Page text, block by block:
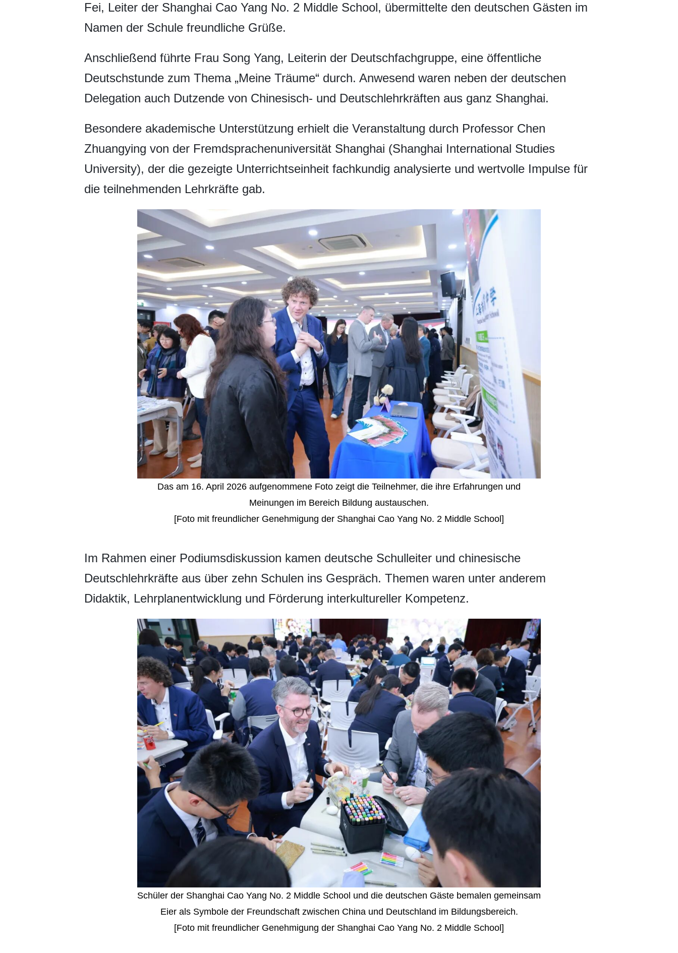
Fei, Leiter der Shanghai Cao Yang No. 2 Middle School, übermittelte den deutschen Gästen im
Namen der Schule freundliche Grüße.
Anschließend führte Frau Song Yang, Leiterin der Deutschfachgruppe, eine öffentliche
Deutschstunde zum Thema „Meine Träume“ durch. Anwesend waren neben der deutschen
Delegation auch Dutzende von Chinesisch- und Deutschlehrkräften aus ganz Shanghai.
Besondere akademische Unterstützung erhielt die Veranstaltung durch Professor Chen
Zhuangying von der Fremdsprachenuniversität Shanghai (Shanghai International Studies
University), der die gezeigte Unterrichtseinheit fachkundig analysierte und wertvolle Impulse für
die teilnehmenden Lehrkräfte gab.
Das am 16. April 2026 aufgenommene Foto zeigt die Teilnehmer, die ihre Erfahrungen und
Meinungen im Bereich Bildung austauschen.
[Foto mit freundlicher Genehmigung der Shanghai Cao Yang No. 2 Middle School]
​Im Rahmen einer Podiumsdiskussion kamen deutsche Schulleiter und chinesische
Deutschlehrkräfte aus über zehn Schulen ins Gespräch. Themen waren unter anderem
Didaktik, Lehrplanentwicklung und Förderung interkultureller Kompetenz.
Schüler der Shanghai Cao Yang No. 2 Middle School und die deutschen Gäste bemalen gemeinsam
Eier als Symbole der Freundschaft zwischen China und Deutschland im Bildungsbereich.
[Foto mit freundlicher Genehmigung der Shanghai Cao Yang No. 2 Middle School]